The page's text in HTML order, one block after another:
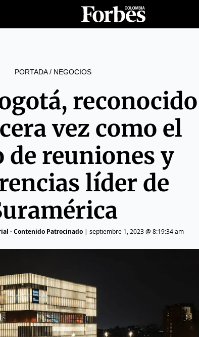
PORTADA/ NEGOCIOS
reconocido
vez como el
de reuniones y
líder de
- Contenido Patrocinado| septiembre 1, 2023 @ 8:19:34 am